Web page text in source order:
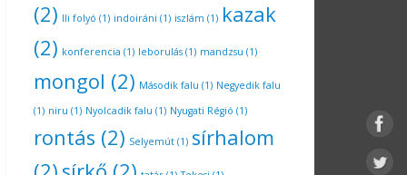
(2) Ili folyó (1) indoiráni (1) iszlám (1) kazak
(2) konferencia (1) leborulás (1) mandzsu (1)
mongol (2) Második falu (1) Negyedik falu
(1) niru (1) Nyolcadik falu (1) Nyugati Régió (1)
rontás (2) Selyemút (1) sírhalom